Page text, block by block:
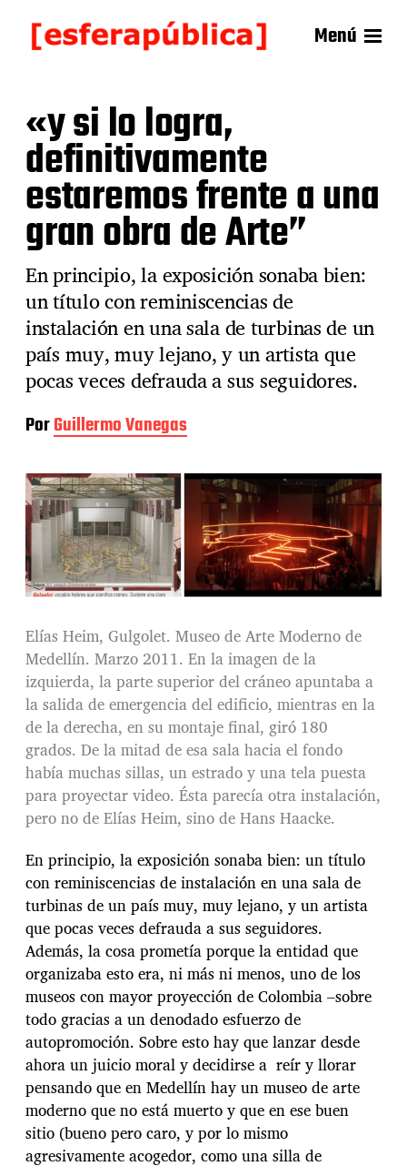
Menú
«y si lo logra,
definitivamente
estaremos frente a una
gran obra de Arte”
En principio, la exposición sonaba bien:
un título con reminiscencias de
instalación en una sala de turbinas de un
país muy, muy lejano, y un artista que
pocas veces defrauda a sus seguidores.
PorGuillermo Vanegas
Elías Heim, Gulgolet. Museo de Arte Moderno de
Medellín. Marzo 2011. En la imagen de la
izquierda, la parte superior del cráneo apuntaba a
la salida de emergencia del edificio, mientras en la
de la derecha, en su montaje final, giró 180
grados. De la mitad de esa sala hacia el fondo
había muchas sillas, un estrado y una tela puesta
para proyectar video. Ésta parecía otra instalación,
pero no de Elías Heim, sino de Hans Haacke.
En principio, la exposición sonaba bien: un título
con reminiscencias de instalación en una sala de
turbinas de un país muy, muy lejano, y un artista
que pocas veces defrauda a sus seguidores.
Además, la cosa prometía porque la entidad que
organizaba esto era, ni más ni menos, uno de los
museos con mayor proyección de Colombia –sobre
todo gracias a un denodado esfuerzo de
autopromoción. Sobre esto hay que lanzar desde
ahora un juicio moral y decidirse a reír y llorar
pensando que en Medellín hay un museo de arte
moderno que no está muerto y que en ese buen
sitio (bueno pero caro, y por lo mismo
agresivamente acogedor, como una silla de